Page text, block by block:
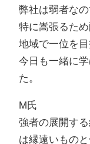
弊社は弱者な
特に嵩張るた
地域で一位を目
今日も一緒に
た。
M氏
強者の展開す
は縁遠いもの